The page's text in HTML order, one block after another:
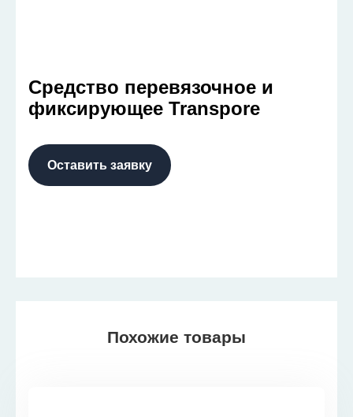
Средство перевязочное и
фиксирующее Transpore
Оставить заявку
Похожие товары